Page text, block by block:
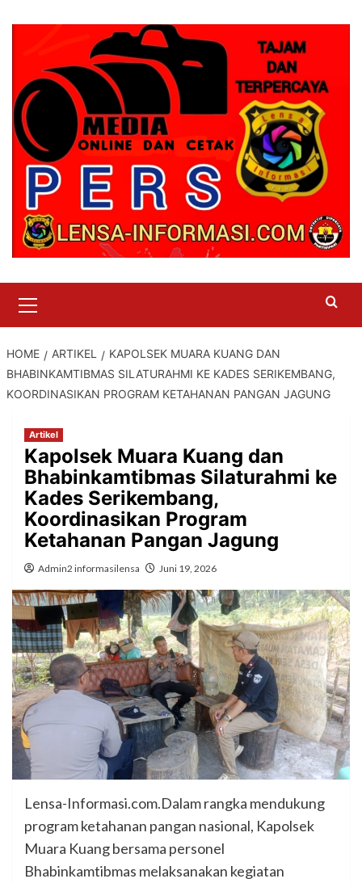
Menu
HOME ARTIKEL
KAPOLSEK MUARA KUANG DAN
BHABINKAMTIBMAS SILATURAHMI KE KADES SERIKEMBANG,
KOORDINASIKAN PROGRAM KETAHANAN PANGAN JAGUNG
Artikel
Kapolsek Muara Kuang dan
Bhabinkamtibmas Silaturahmi ke
Kades Serikembang,
Koordinasikan Program
Ketahanan Pangan Jagung
Admin2 informasilensa Juni 19, 2026
Lensa-Informasi.com.Dalam rangka mendukung
program ketahanan pangan nasional, Kapolsek
Muara Kuang bersama personel
Bhabinkamtibmas melaksanakan kegiatan